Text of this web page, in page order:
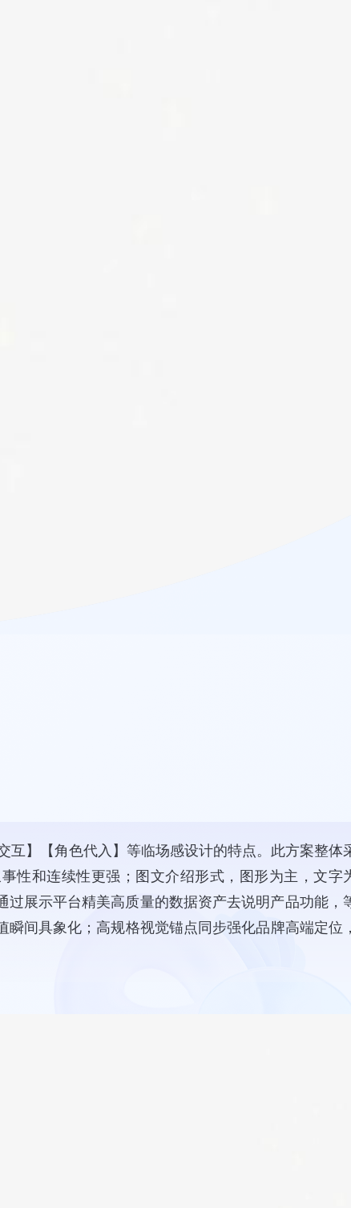
互】【角色代入】等临场感设计的特点。此方案整体
性和连续性更强；图文介绍形式，图形为主，文字
展示平台精美高质量的数据资产去说明产品功能，
瞬间具象化；高规格视觉锚点同步强化品牌高端定位